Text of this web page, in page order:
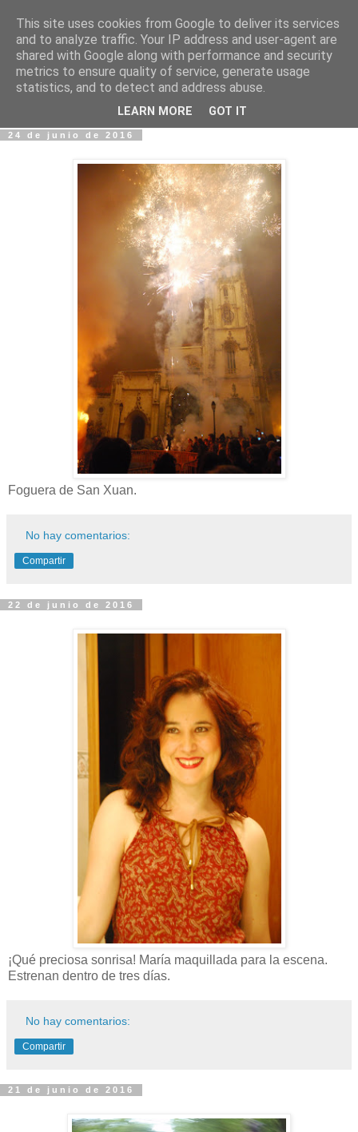
Fotos y Cosas
Miguel Sáenz de Santa María Elizalde
"Un blog es como un diario, pero sin candado".
24 de junio de 2016
Foguera de San Xuan.
No hay comentarios:
Compartir
22 de junio de 2016
¡Qué preciosa sonrisa! María maquillada para la escena.
Estrenan dentro de tres días.
No hay comentarios:
Compartir
21 de junio de 2016
This site uses cookies from Google to deliver its services
and to analyze traffic. Your IP address and user-agent are
shared with Google along with performance and security
metrics to ensure quality of service, generate usage
statistics, and to detect and address abuse.
LEARN MORE GOT IT